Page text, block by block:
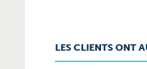
LES CLIENTS ONT